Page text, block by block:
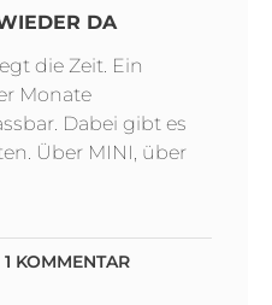
DA
die Zeit. Ein
Monate
Dabei gibt es
Über MINI, über
1 KOMMENTAR